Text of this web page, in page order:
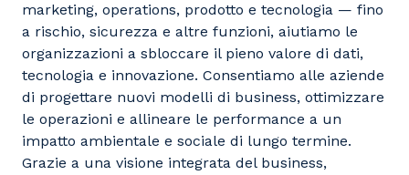
marketing, operations, prodotto e tecnologia — fino
a rischio, sicurezza e altre funzioni, aiutiamo le
organizzazioni a sbloccare il pieno valore di dati,
tecnologia e innovazione. Consentiamo alle aziende
di progettare nuovi modelli di business, ottimizzare
le operazioni e allineare le performance a un
impatto ambientale e sociale di lungo termine.
Grazie a una visione integrata del business,